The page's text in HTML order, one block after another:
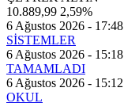
10.889,99 2,59%
6 Ağustos 2026 - 17:48
SİSTEMLER
6 Ağustos 2026 - 15:18
TAMAMLADI
6 Ağustos 2026 - 15:12
OKUL